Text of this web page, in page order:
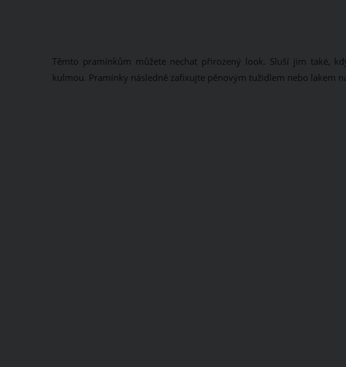
Těmto pramínkům můžete nechat přirozený look. Sluší jim také,
kulmou. Pramínky následně zafixujte pěnovým tužidlem nebo lakem